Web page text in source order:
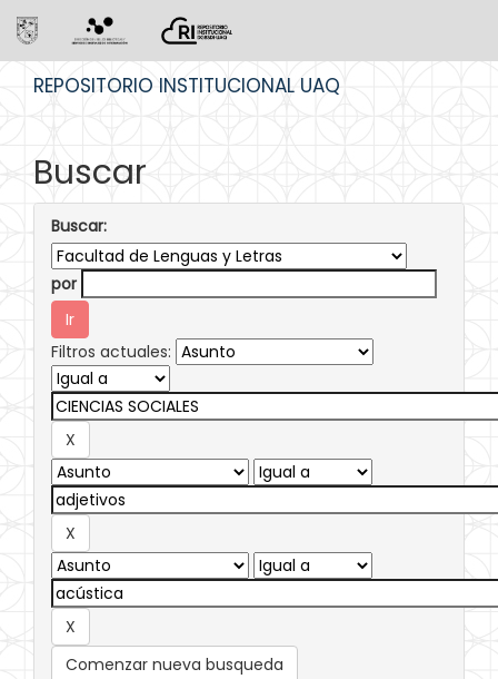
REPOSITORIO INSTITUCIONAL UAQ
Buscar
Buscar:
por
Filtros actuales:
Comenzar nueva busqueda